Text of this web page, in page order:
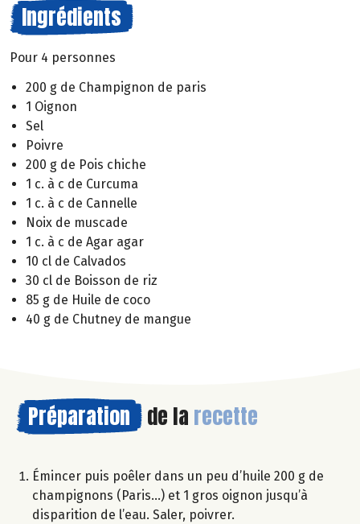
Ingrédients
Pour 4 personnes
200 g de Champignon de paris
1 Oignon
Sel
Poivre
200 g de Pois chiche
1 c. à c de Curcuma
1 c. à c de Cannelle
Noix de muscade
1 c. à c de Agar agar
10 cl de Calvados
30 cl de Boisson de riz
85 g de Huile de coco
40 g de Chutney de mangue
Préparation de la recette
Émincer puis poêler dans un peu d’huile 200 g de
champignons (Paris…) et 1 gros oignon jusqu’à
disparition de l’eau. Saler, poivrer.